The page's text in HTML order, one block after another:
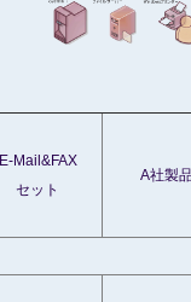
E-Mail&FAX
セット
A社製